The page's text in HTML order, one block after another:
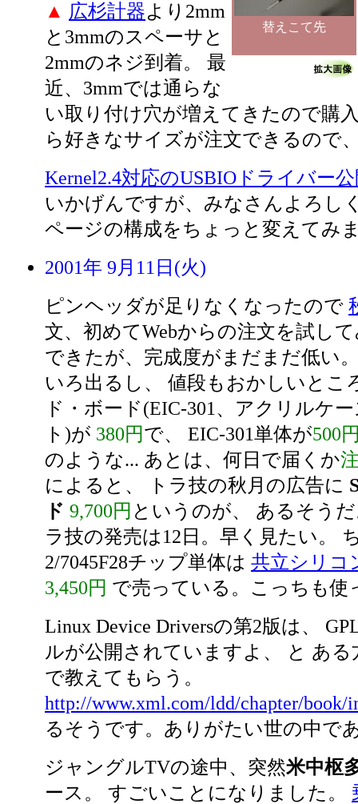
替えこて先
▲ 広杉計器より2mm
と3mmのスペーサと
2mmのネジ到着。 最
近、3mmでは通らな
い取り付け穴が増えてきたので購
ら好きなサイズが注文できるので
Kernel2.4対応のUSBIOドライバー
いかげんですが、みなさんよろし
ページの構成をちょっと変えてみ
2001年 9月11日(火)
ピンヘッダが足りなくなったので
文、初めてWebからの注文を試し
できたが、完成度がまだまだ低い
いろ出るし、 値段もおかしいとこ
ド・ボード(EIC-301、アクリルケ
ト)が 380円で、 EIC-301単体が500
のような... あとは、何日で届くか
によると、 トラ技の秋月の広告に
ド 9,700円 というのが、 あるそう
ラ技の発売は12日。早く見たい。
2/7045F28チップ単体は 共立シリコ
3,450円 で売っている。こっちも使
Linux Device Driversの第2版は、
ルが公開されていますよ、 と あ
で教えてもらう。
http://www.xml.com/ldd/chapter/book/
るそうです。ありがたい世の中で
ジャングルTVの途中、突然米中枢
ース。 すごいことになりました。